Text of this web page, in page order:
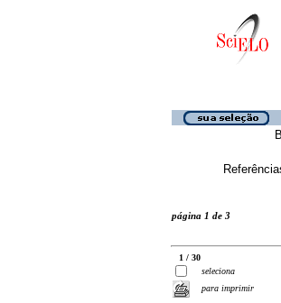
página 1 de 3
1 / 30
seleciona
para imprimir